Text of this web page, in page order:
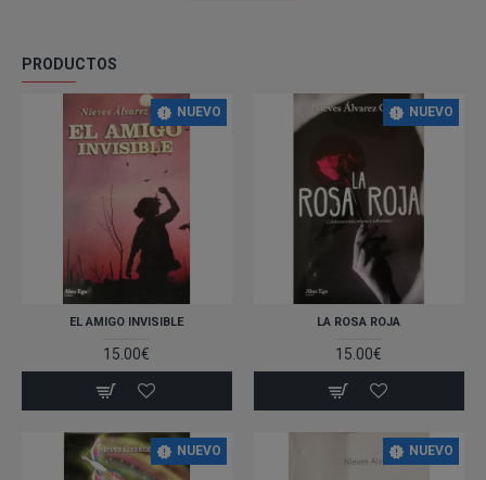
PRODUCTOS
NUEVO
EL AMIGO INVISIBLE
15.00€
NUEVO
LA ROSA ROJA
15.00€
NUEVO NUEVO